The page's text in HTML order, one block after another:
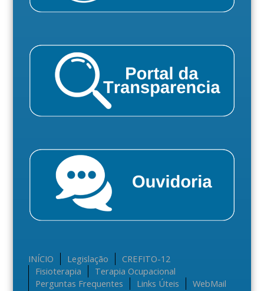
INÍCIO Legislação
CREFITO-12
Fisioterapia
Terapia Ocupacional
Perguntas Frequentes
Links Úteis
WebMail